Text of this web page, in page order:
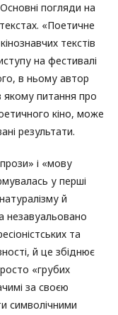
погляди на
«Поетичне
текстів
на фестивалі
в ньому автор
якому питання про
кіно, може
результати.
і «мову
у перші
й
незавуальовано
та
й це збіднює
«грубих
за своєю
символічними